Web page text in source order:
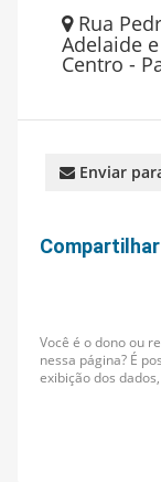
Rua
Adelaide
Centro -
Enviar
Compartilhar
Você é o dono ou
nessa página? É
exibição dos dados,